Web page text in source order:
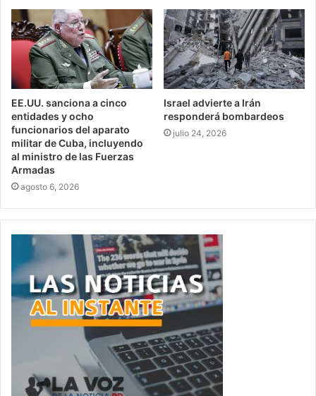
EE.UU. sanciona a cinco
entidades y ocho
funcionarios del aparato
militar de Cuba, incluyendo
al ministro de las Fuerzas
Armadas
agosto 6, 2026
Israel advierte a Irán
responderá bombardeos
julio 24, 2026